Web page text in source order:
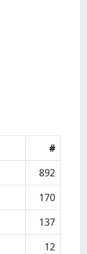
#
892
170
137
12